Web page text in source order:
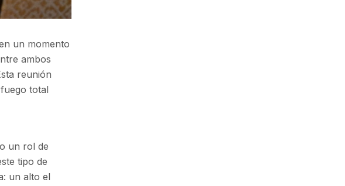
un momento
ambos
reunión
total
un rol de
tipo de
un alto el